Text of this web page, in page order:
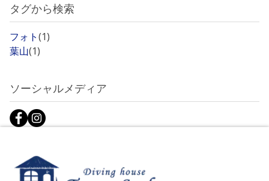
タグから検索
フォト(1)
葉山(1)
ソーシャルメディア